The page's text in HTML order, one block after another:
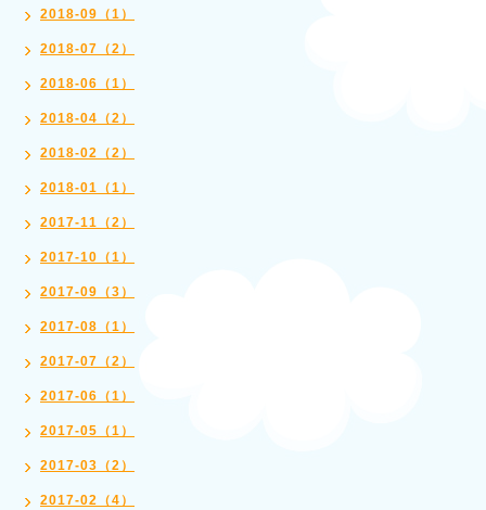
2018-09（1）
2018-07（2）
2018-06（1）
2018-04（2）
2018-02（2）
2018-01（1）
2017-11（2）
2017-10（1）
2017-09（3）
2017-08（1）
2017-07（2）
2017-06（1）
2017-05（1）
2017-03（2）
2017-02（4）